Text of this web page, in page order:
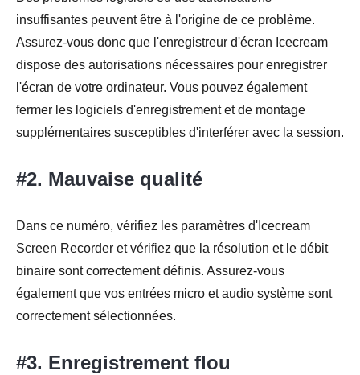
insuffisantes peuvent être à l'origine de ce problème.
Assurez-vous donc que l'enregistreur d'écran Icecream
dispose des autorisations nécessaires pour enregistrer
l'écran de votre ordinateur. Vous pouvez également
fermer les logiciels d'enregistrement et de montage
supplémentaires susceptibles d'interférer avec la session.
#2. Mauvaise qualité
Dans ce numéro, vérifiez les paramètres d'Icecream
Screen Recorder et vérifiez que la résolution et le débit
binaire sont correctement définis. Assurez-vous
également que vos entrées micro et audio système sont
correctement sélectionnées.
#3. Enregistrement flou